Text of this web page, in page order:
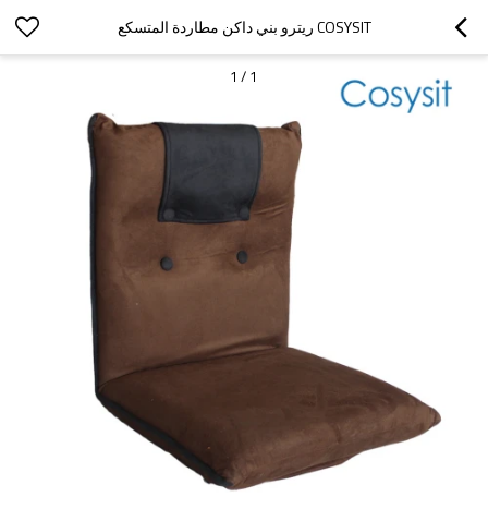
COSYSIT ريترو بني داكن مطاردة المتسكع
1
/
1